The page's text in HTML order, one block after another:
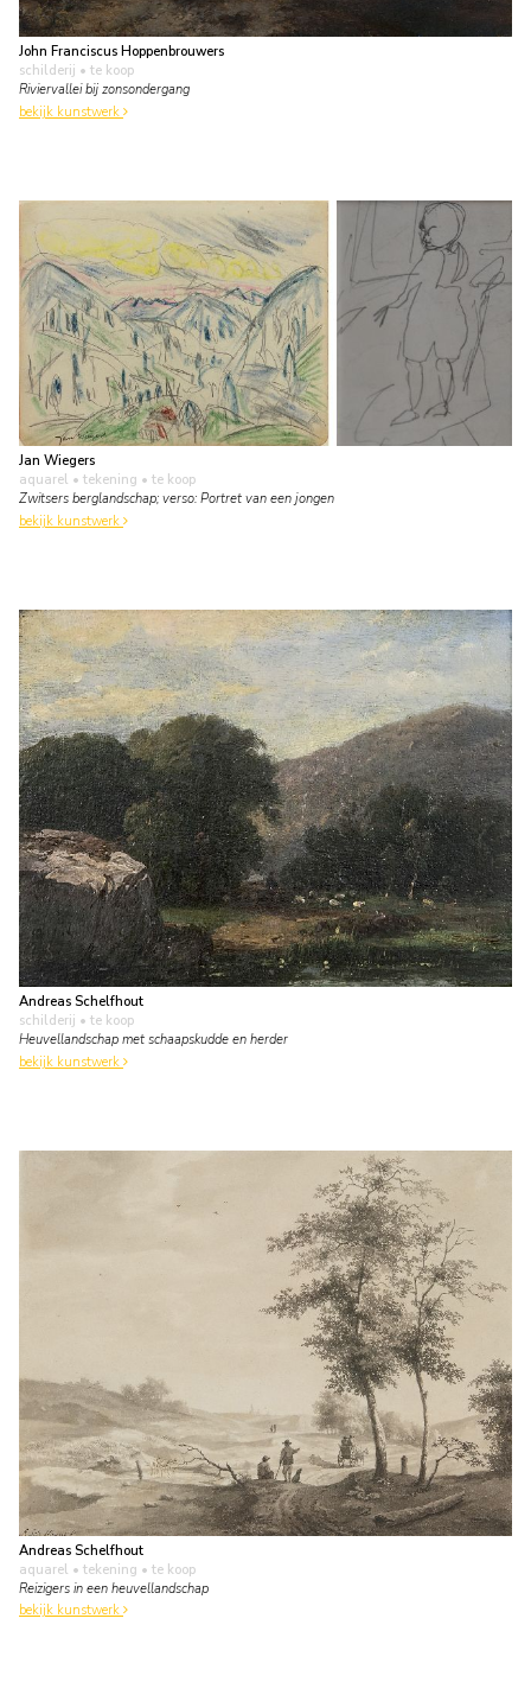
John Franciscus Hoppenbrouwers
schilderij • te koop
Riviervallei bij zonsondergang
bekijk kunstwerk
Jan Wiegers
aquarel • tekening • te koop
Zwitsers berglandschap; verso: Portret van een jongen
bekijk kunstwerk
Andreas Schelfhout
schilderij • te koop
Heuvellandschap met schaapskudde en herder
bekijk kunstwerk
Andreas Schelfhout
aquarel • tekening • te koop
Reizigers in een heuvellandschap
bekijk kunstwerk